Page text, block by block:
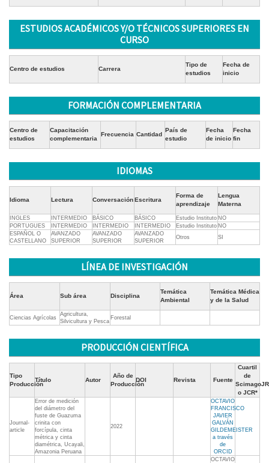
ESTUDIOS ACADÉMICOS Y/O TÉCNICOS SUPERIORES EN
CURSO
Centro de estudios Carrera
Tipo de
estudios
Fecha de
inicio
FORMACIÓN COMPLEMENTARIA
Centro de
estudios
Capacitación
complementaria
Frecuencia Cantidad
País de
estudio
Fecha
de inicio
Fecha
fin
IDIOMAS
Idioma Lectura ConversaciónEscritura
Forma de
aprendizaje
Lengua
Materna
INGLES INTERMEDIO BÁSICO BÁSICO Estudio Instituto NO
PORTUGUES
INTERMEDIO INTERMEDIO INTERMEDIO Estudio Instituto NO
ESPAÑOL O
CASTELLANO
AVANZADO
SUPERIOR
AVANZADO
SUPERIOR
AVANZADO
SUPERIOR
Otros SI
LÍNEA DE INVESTIGACIÓN
Área Sub área Disciplina
Temática
Ambiental
Temática Médica
y de la Salud
Ciencias Agrícolas
Agricultura,
Silvicultura y Pesca
Forestal
PRODUCCIÓN CIENTÍFICA
Tipo
Producción
Título Autor
Año de
Producción
DOI Revista Fuente
Cuartil
de
ScimagoJR
o JCR*
Journal-
article
Error de medición
del diámetro del
fuste de Guazuma
crinita con
forcípula, cinta
métrica y cinta
diamétrica, Ucayali,
Amazonia Peruana
2022
OCTAVIO
FRANCISCO
JAVIER
GALVÁN
GILDEMEISTER
a través
de
ORCID
OCTAVIO